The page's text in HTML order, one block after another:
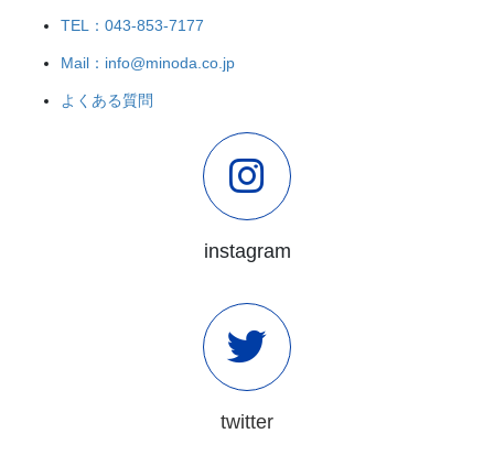
TEL：043-853-7177
Mail：info@minoda.co.jp
よくある質問
instagram
twitter